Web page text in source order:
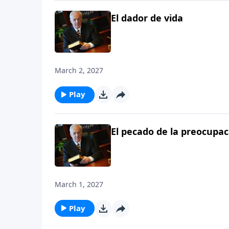
El dador de vida
March 2, 2027
Play
El pecado de la
March 1, 2027
Play